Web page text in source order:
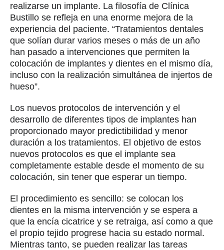
realizarse un implante. La filosofía de Clínica
Bustillo se refleja en una enorme mejora de la
experiencia del paciente. “Tratamientos dentales
que solían durar varios meses o más de un año
han pasado a intervenciones que permiten la
colocación de implantes y dientes en el mismo día,
incluso con la realización simultánea de injertos de
hueso”.
Los nuevos protocolos de intervención y el
desarrollo de diferentes tipos de implantes han
proporcionado mayor predictibilidad y menor
duración a los tratamientos. El objetivo de estos
nuevos protocolos es que el implante sea
completamente estable desde el momento de su
colocación, sin tener que esperar un tiempo.
El procedimiento es sencillo: se colocan los
dientes en la misma intervención y se espera a
que la encía cicatrice y se retraiga, así como a que
el propio tejido progrese hacia su estado normal.
Mientras tanto, se pueden realizar las tareas